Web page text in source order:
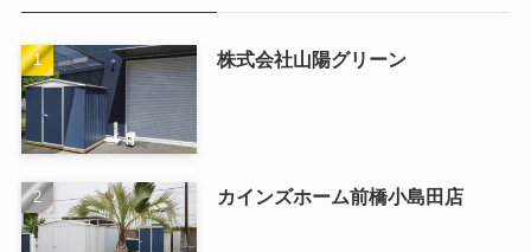
株式会社山陽グリーン
カインズホーム前橋小島田店